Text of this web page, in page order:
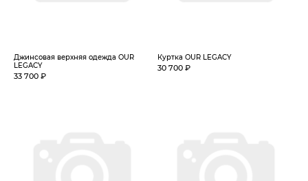
Джинсовая верхняя одежда OUR
LEGACY
33 700 ₽
Куртка OUR LEGACY
30 700 ₽